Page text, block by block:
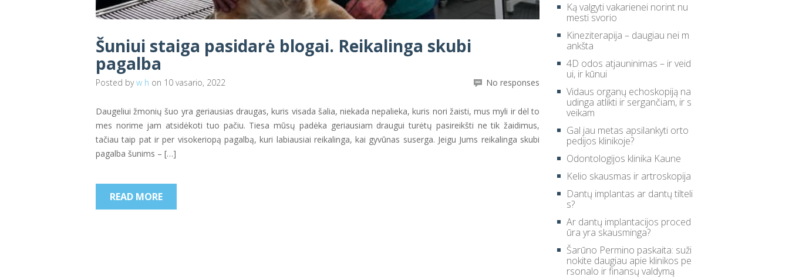
Šuniui staiga pasidarė blogai. Reikalinga skubi
pagalba
Posted byw h on 10 vasario, 2022 No responses
Daugeliui žmonių šuo yra geriausias draugas, kuris visada šalia, niekada nepalieka, kuris nori žaisti, mus myli ir dėl to
mes norime jam atsidėkoti tuo pačiu. Tiesa mūsų padėka geriausiam draugui turėtų pasireikšti ne tik žaidimus,
tačiau taip pat ir per visokeriopą pagalbą, kuri labiausiai reikalinga, kai gyvūnas suserga. Jeigu Jums reikalinga skubi
pagalba šunims – […]
READ MORE
Ką valgyti vakarienei norint nu
mesti svorio
Kineziterapija – daugiau nei m
ankšta
4D odos atjauninimas – ir veid
ui, ir kūnui
Vidaus organų echoskopiją na
udinga atlikti ir sergančiam, ir s
veikam
Gal jau metas apsilankyti orto
pedijos klinikoje?
Odontologijos klinika Kaune
Kelio skausmas ir artroskopija
Dantų implantas ar dantų tilteli
s?
Ar dantų implantacijos proced
ūra yra skausminga?
Šarūno Permino paskaita: suži
nokite daugiau apie klinikos pe
rsonalo ir finansų valdymą